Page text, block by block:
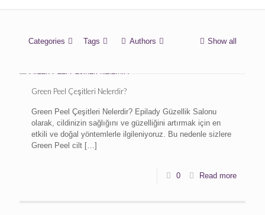
Categories Tags Authors Show all
Green Peel Çeşitleri Nelerdir?
Green Peel Çeşitleri Nelerdir? Epilady Güzellik Salonu
olarak, cildinizin sağlığını ve güzelliğini artırmak için en
etkili ve doğal yöntemlerle ilgileniyoruz. Bu nedenle sizlere
Green Peel cilt […]
0 Read more